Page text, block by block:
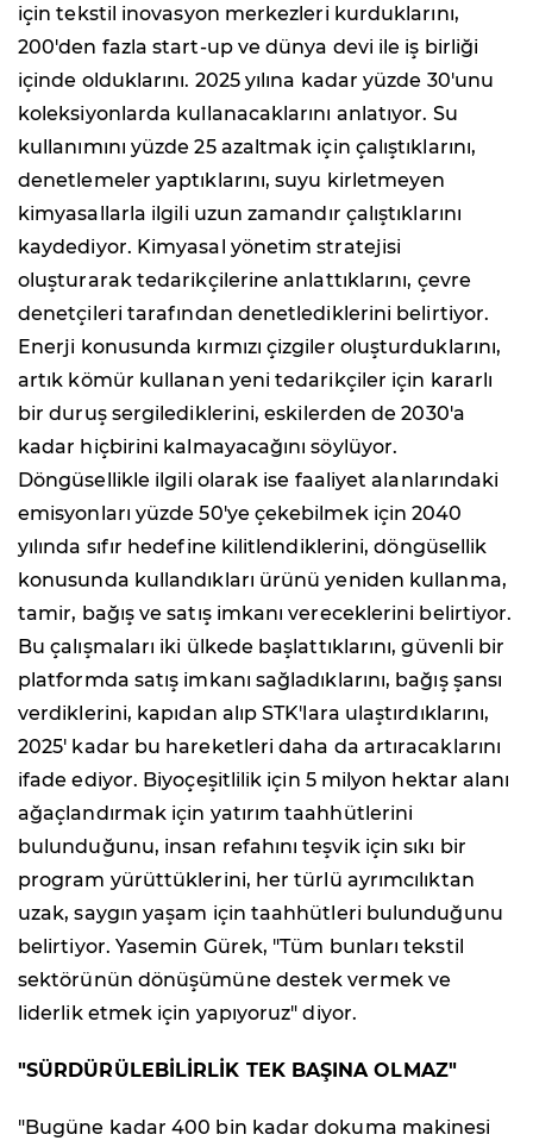
için tekstil inovasyon merkezleri kurduklarını,
200'den fazla start-up ve dünya devi ile iş birliği
içinde olduklarını. 2025 yılına kadar yüzde 30'unu
koleksiyonlarda kullanacaklarını anlatıyor. Su
kullanımını yüzde 25 azaltmak için çalıştıklarını,
denetlemeler yaptıklarını, suyu kirletmeyen
kimyasallarla ilgili uzun zamandır çalıştıklarını
kaydediyor. Kimyasal yönetim stratejisi
oluşturarak tedarikçilerine anlattıklarını, çevre
denetçileri tarafından denetlediklerini belirtiyor.
Enerji konusunda kırmızı çizgiler oluşturduklarını,
artık kömür kullanan yeni tedarikçiler için kararlı
bir duruş sergilediklerini, eskilerden de 2030'a
kadar hiçbirini kalmayacağını söylüyor.
Döngüsellikle ilgili olarak ise faaliyet alanlarındaki
emisyonları yüzde 50'ye çekebilmek için 2040
yılında sıfır hedefine kilitlendiklerini, döngüsellik
konusunda kullandıkları ürünü yeniden kullanma,
tamir, bağış ve satış imkanı vereceklerini belirtiyor.
Bu çalışmaları iki ülkede başlattıklarını, güvenli bir
platformda satış imkanı sağladıklarını, bağış şansı
verdiklerini, kapıdan alıp STK'lara ulaştırdıklarını,
2025' kadar bu hareketleri daha da artıracaklarını
ifade ediyor. Biyoçeşitlilik için 5 milyon hektar alanı
ağaçlandırmak için yatırım taahhütlerini
bulunduğunu, insan refahını teşvik için sıkı bir
program yürüttüklerini, her türlü ayrımcılıktan
uzak, saygın yaşam için taahhütleri bulunduğunu
belirtiyor. Yasemin Gürek, "Tüm bunları tekstil
sektörünün dönüşümüne destek vermek ve
liderlik etmek için yapıyoruz" diyor.
"SÜRDÜRÜLEBİLİRLİK TEK BAŞINA OLMAZ"
"Bugüne kadar 400 bin kadar dokuma makinesi